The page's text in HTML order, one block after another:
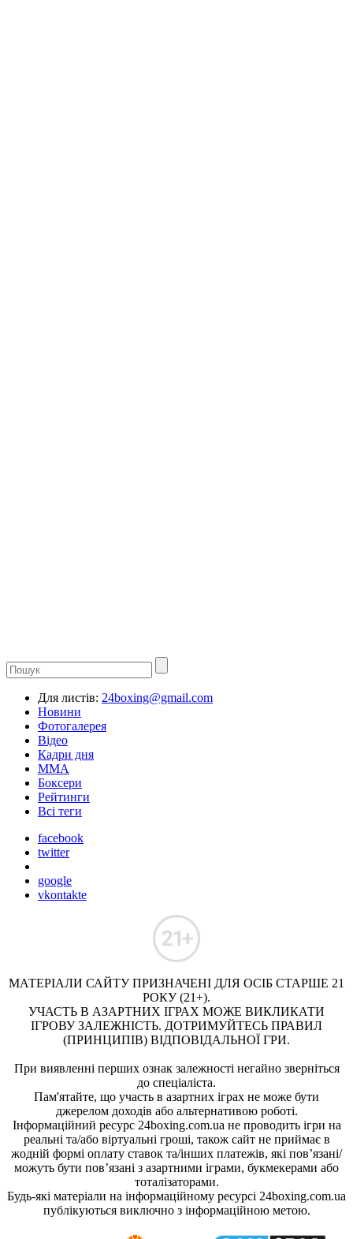
Для листів: 24boxing@gmail.com
Новини
Фотогалерея
Відео
Кадри дня
ММА
Боксери
Рейтинги
Всі теги
facebook
twitter
google
vkontakte
МАТЕРІАЛИ САЙТУ ПРИЗНАЧЕНІ ДЛЯ ОСІБ СТАРШЕ 21
РОКУ (21+).
УЧАСТЬ В АЗАРТНИХ ІГРАХ МОЖЕ ВИКЛИКАТИ
ІГРОВУ ЗАЛЕЖНІСТЬ. ДОТРИМУЙТЕСЬ ПРАВИЛ
(ПРИНЦИПІВ) ВІДПОВІДАЛЬНОЇ ГРИ.
При виявленні перших ознак залежності негайно зверніться
до спеціаліста.
Пам'ятайте, що участь в азартних іграх не може бути
джерелом доходів або альтернативою роботі.
Інформаційний ресурс 24boxing.com.ua не проводить ігри на
реальні та/або віртуальні гроші, також сайт не приймає в
жодній формі оплату ставок та/інших платежів, які пов’язані/
можуть бути пов’язані з азартними іграми, букмекерами або
тоталізаторами.
Будь-які матеріали на інформаційному ресурсі 24boxing.com.ua
публікуються виключно з інформаційною метою.